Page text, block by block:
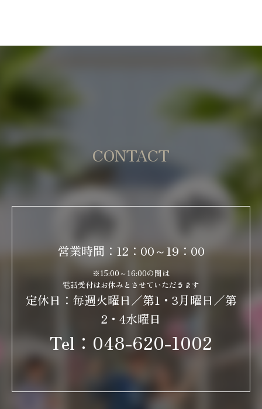
CONTACT
営業時間：12：00～19：00
※15:00～16:00の間は
電話受付はお休みとさせていただきます
定休日：毎週火曜日／第1・3月曜日／第
2・4水曜日
Tel： 048-620-1002